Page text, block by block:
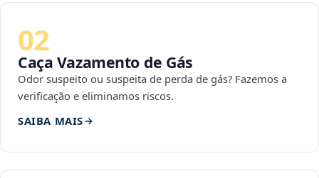
02
Caça Vazamento de Gás
Odor suspeito ou suspeita de perda de gás? Fazemos a
verificação e eliminamos riscos.
SAIBA MAIS